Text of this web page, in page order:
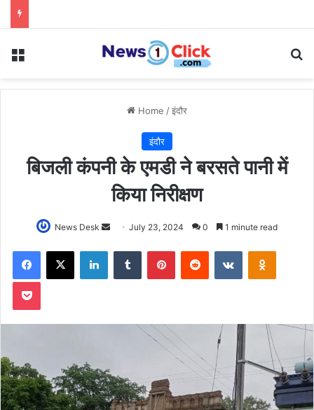
Menu
Home /इंदौर
इंदौर
बिजली कंपनी के एमडी ने बरसते पानी में
किया निरीक्षण
News Desk
Send
email
July 23, 2024 0 1 minute read
Facebook
X LinkedInTumblr PinterestReddit VKontakte
Pocket